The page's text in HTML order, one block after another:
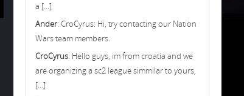
a [...]
Ander: CroCyrus: Hi, try contacting our Nation
Wars team members.
CroCyrus: Hello guys, im from croatia and we
are organizing a sc2 league simmilar to yours,
[...]